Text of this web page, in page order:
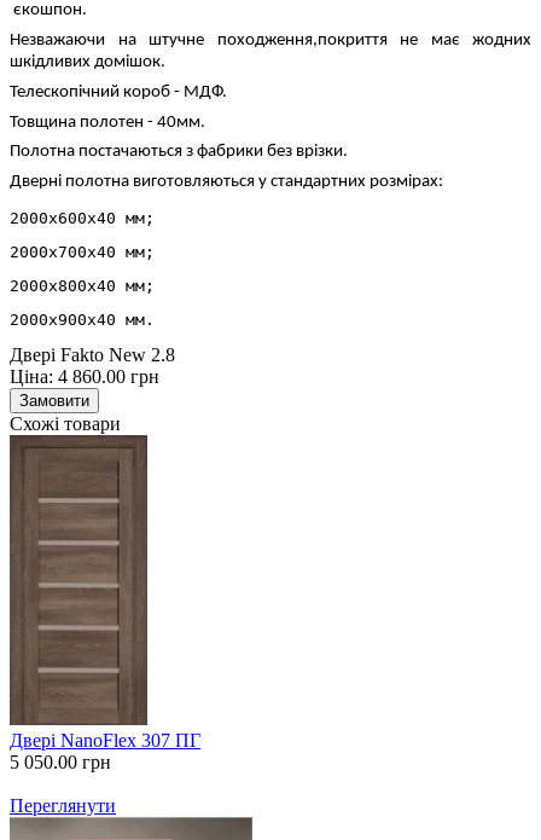
єкошпон.
Незважаючи на штучне походження,покриття не має жодних
шкідливих домішок.
Телескопічний короб - МДФ.
Товщина полотен - 40мм.
Полотна постачаються з фабрики без врізки.
Дверні полотна виготовляються у стандартних розмірах:
2000х600х40 мм;
2000х700х40 мм;
2000х800х40 мм;
2000х900х40 мм.
Двері Fakto New 2.8
Ціна: 4 860.00 грн
Замовити
Схожі товари
Двері NanoFlex 307 ПГ
5 050.00 грн
Переглянути